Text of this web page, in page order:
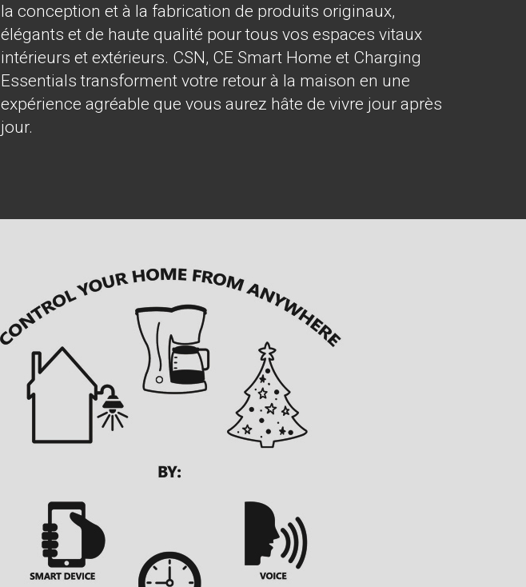
la conception et à la fabrication de produits originaux,
élégants et de haute qualité pour tous vos espaces vitaux
intérieurs et extérieurs. CSN, CE Smart Home et Charging
Essentials transforment votre retour à la maison en une
expérience agréable que vous aurez hâte de vivre jour après
jour.